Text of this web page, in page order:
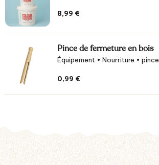
8,99 €
Pince de fermeture en bois
Équipement • Nourriture • pince
0,99 €